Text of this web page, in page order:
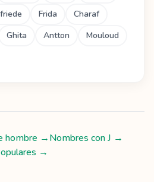
Frida
Charaf
Ghita Antton
Mouloud
hombre →Nombres conJ →
→